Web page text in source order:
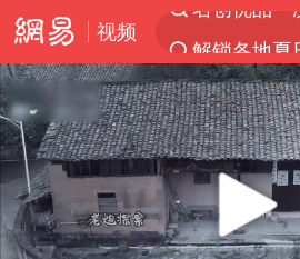
视频
四川宜宾市
白海豚将正
香港宏福苑